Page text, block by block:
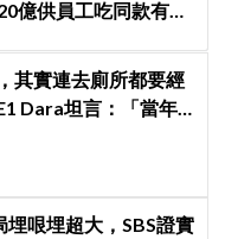
億供員工吃同款有機
其實連去廁所都要經
Dara坦言：「當年
埋哏埋超大，SBS證實